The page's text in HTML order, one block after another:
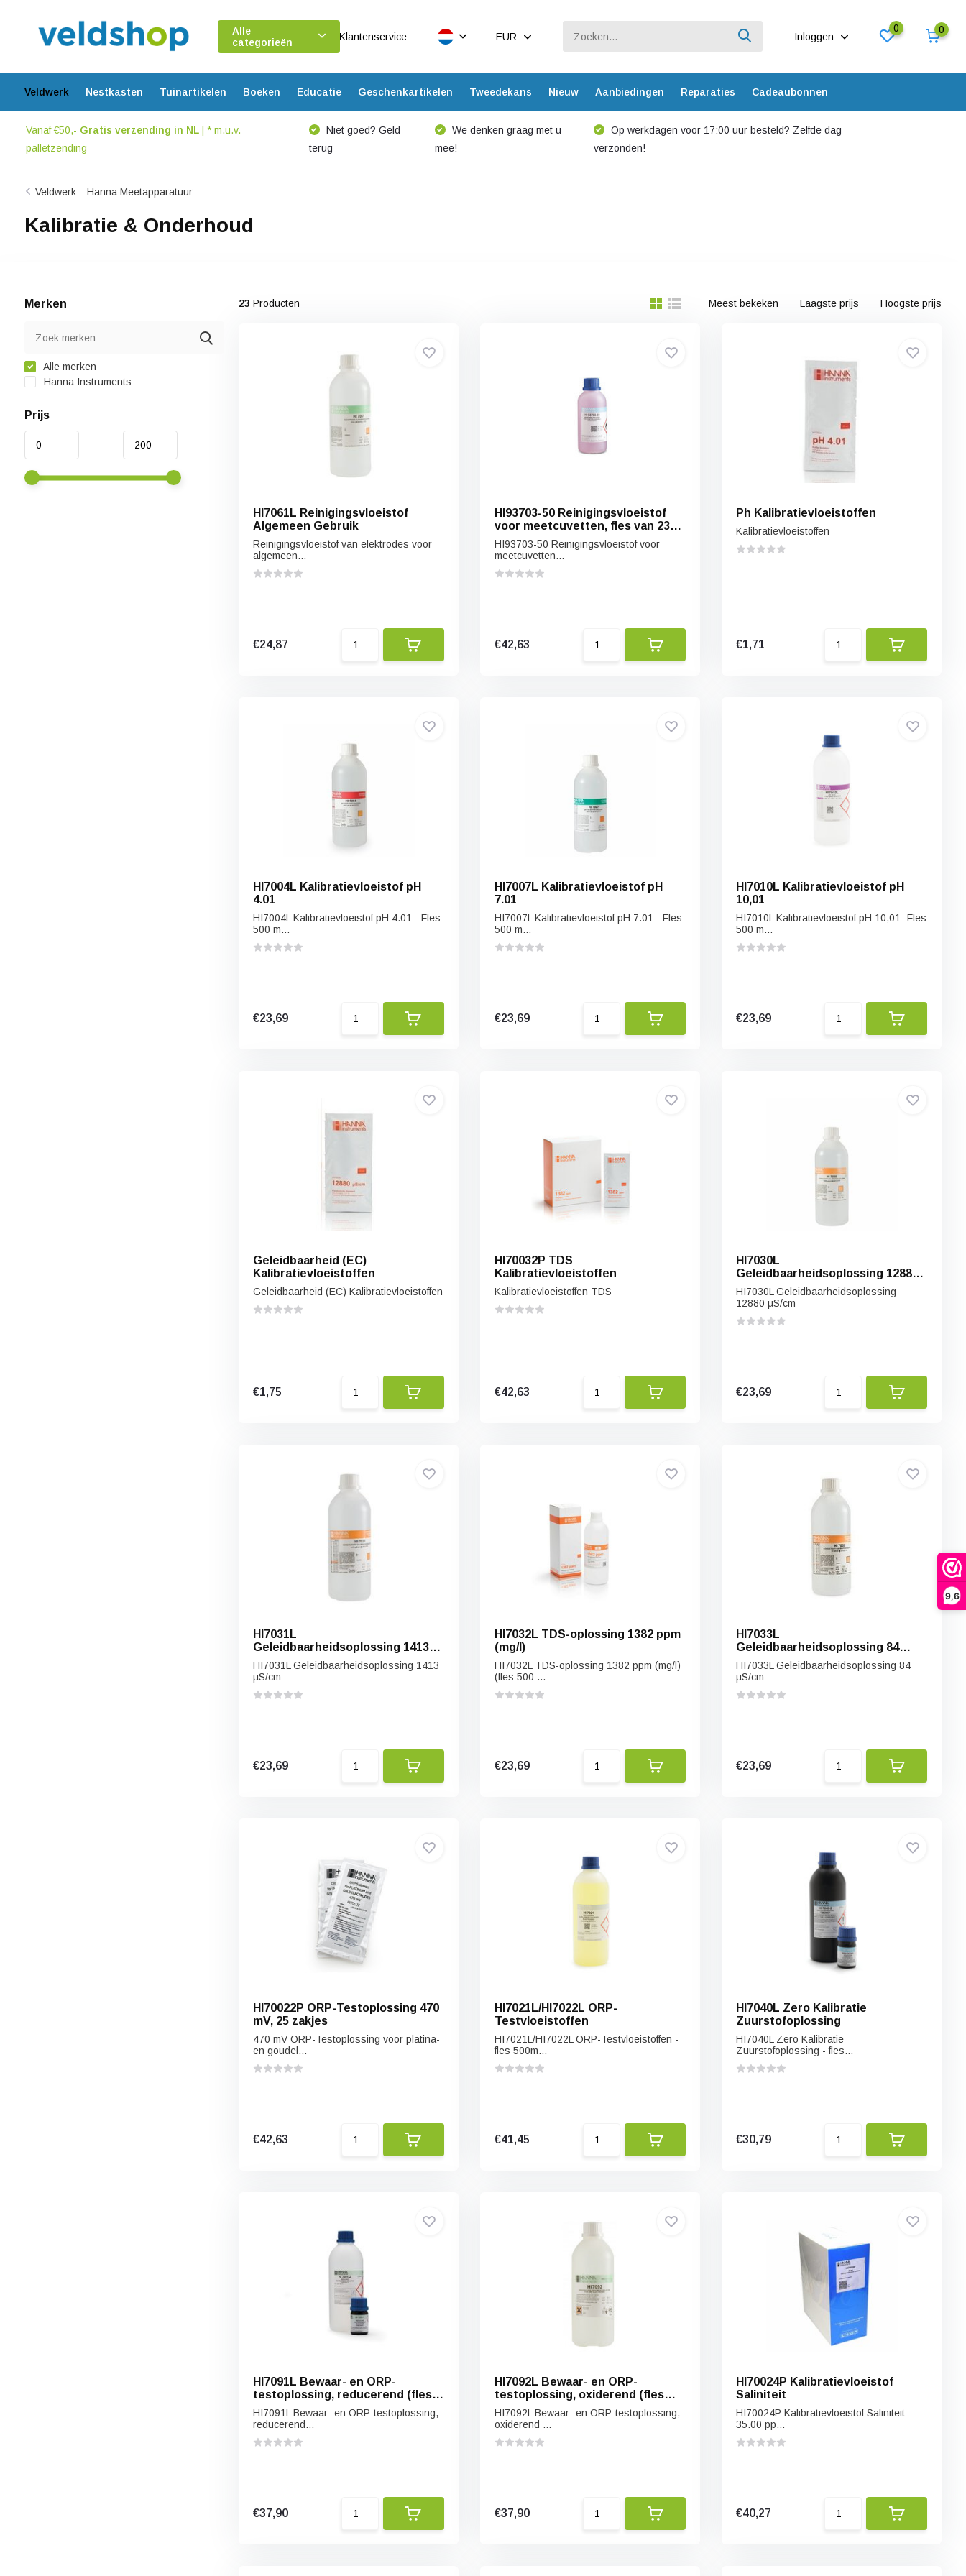
9,6
Alle
categorieën
Klantenservice EUR Inloggen
0 0
Veldwerk Nestkasten Tuinartikelen Boeken Educatie Geschenkartikelen Tweedekans Nieuw Aanbiedingen Reparaties Cadeaubonnen
Vanaf €50,- Gratis verzending in NL| * m.u.v.
palletzending
Niet goed? Geld
terug
We denken graag met u
mee!
Op werkdagen voor 17:00 uur besteld? Zelfde dag
verzonden!
Veldwerk - Hanna Meetapparatuur
Kalibratie & Onderhoud
Merken
Alle merken
Hanna Instruments
Prijs
-
23 Producten Meest bekeken Laagste prijs Hoogste prijs
HI7061L Reinigingsvloeistof
Algemeen Gebruik
Reinigingsvloeistof van elektrodes voor
algemeen...
€24,87
HI93703-50 Reinigingsvloeistof
voor meetcuvetten, fles van 230
ml
HI93703-50 Reinigingsvloeistof voor
meetcuvetten...
€42,63
Ph Kalibratievloeistoffen
Kalibratievloeistoffen
€1,71
HI7004L Kalibratievloeistof pH
4.01
HI7004L Kalibratievloeistof pH 4.01 - Fles
500 m...
€23,69
HI7007L Kalibratievloeistof pH
7.01
HI7007L Kalibratievloeistof pH 7.01 - Fles
500 m...
€23,69
HI7010L Kalibratievloeistof pH
10,01
HI7010L Kalibratievloeistof pH 10,01- Fles
500 m...
€23,69
Geleidbaarheid (EC)
Kalibratievloeistoffen
Geleidbaarheid (EC) Kalibratievloeistoffen
€1,75
HI70032P TDS
Kalibratievloeistoffen
Kalibratievloeistoffen TDS
€42,63
HI7030L
Geleidbaarheidsoplossing 12880
µS/cm
HI7030L Geleidbaarheidsoplossing
12880 µS/cm
€23,69
HI7031L
Geleidbaarheidsoplossing 1413
µS/cm
HI7031L Geleidbaarheidsoplossing 1413
µS/cm
€23,69
HI7032L TDS-oplossing 1382 ppm
(mg/l)
HI7032L TDS-oplossing 1382 ppm (mg/l)
(fles 500 ...
€23,69
HI7033L
Geleidbaarheidsoplossing 84
µS/cm
HI7033L Geleidbaarheidsoplossing 84
µS/cm
€23,69
HI70022P ORP-Testoplossing 470
mV, 25 zakjes
470 mV ORP-Testoplossing voor platina-
en goudel...
€42,63
HI7021L/HI7022L ORP-
Testvloeistoffen
HI7021L/HI7022L ORP-Testvloeistoffen -
fles 500m...
€41,45
HI7040L Zero Kalibratie
Zuurstofoplossing
HI7040L Zero Kalibratie
Zuurstofoplossing - fles...
€30,79
HI7091L Bewaar- en ORP-
testoplossing, reducerend (fles
500 ml)
HI7091L Bewaar- en ORP-testoplossing,
reducerend...
€37,90
HI7092L Bewaar- en ORP-
testoplossing, oxiderend (fles
500 ml)
HI7092L Bewaar- en ORP-testoplossing,
oxiderend ...
€37,90
HI70024P Kalibratievloeistof
Saliniteit
HI70024P Kalibratievloeistof Saliniteit
35.00 pp...
€40,27